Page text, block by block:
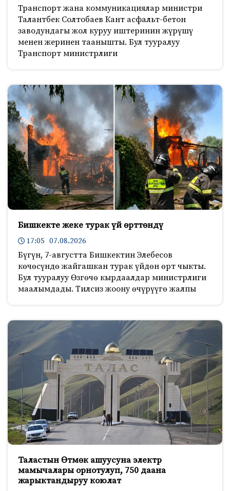
Транспорт жана коммуникациялар министри
Талантбек Солтобаев Кант асфальт-бетон
заводундагы жол куруу иштеринин жүрүшү
менен жеринен таанышты. Бул тууралуу
Транспорт министрлиги
Бишкекте жеке турак үй өрттөндү
17:05 07.08.2026
Бүгүн, 7-августта Бишкектин Элебесов
көчөсүндө жайгашкан турак үйдөн өрт чыкты.
Бул тууралуу Өзгөчө кырдаалдар министрлиги
маалымдады. Тилсиз жоону өчүрүүгө жалпы
Таластын Өтмөк ашуусуна электр
мамычалары орнотулуп, 750 даана
жарыктандыруу коюлат